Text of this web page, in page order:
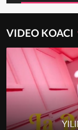
VIDEO KOACI